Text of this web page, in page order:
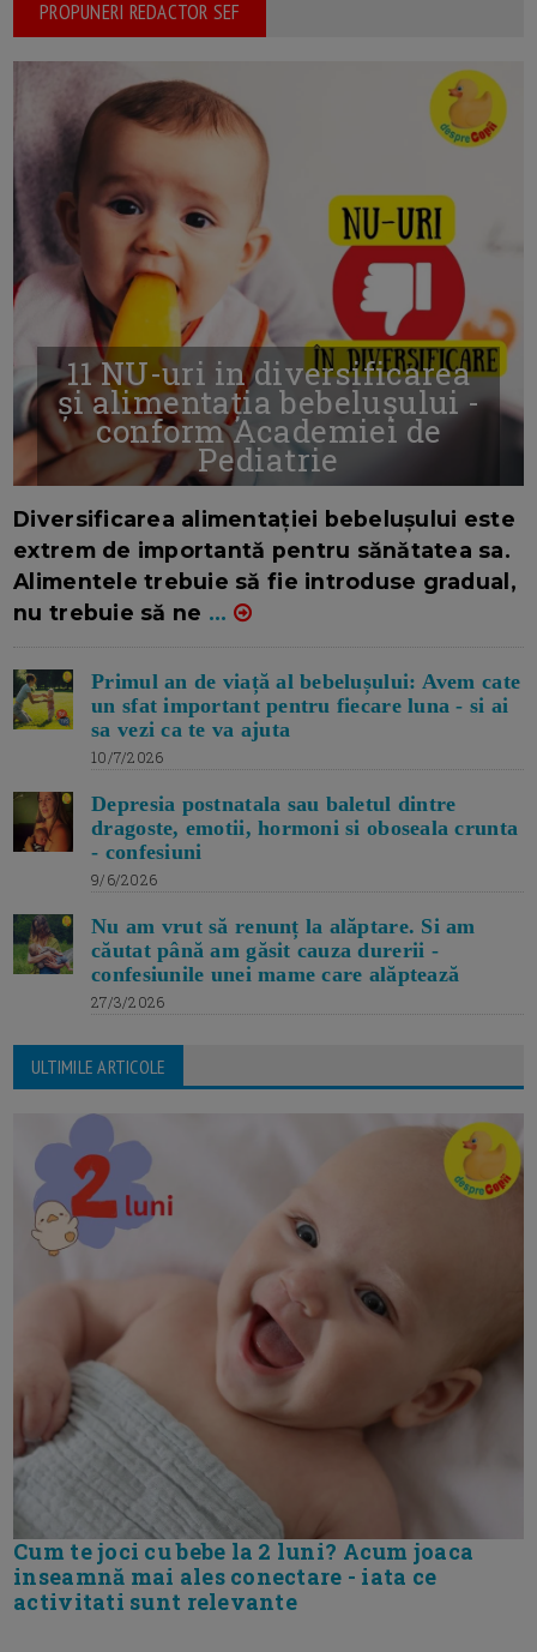
PROPUNERI REDACTOR SEF
11 NU-uri in diversificarea
și alimentația bebelușului -
conform Academiei de
Pediatrie
Diversificarea alimentației bebelușului este
extrem de importantă pentru sănătatea sa.
Alimentele trebuie să fie introduse gradual,
nu trebuie să ne ...
Primul an de viață al bebelușului: Avem cate
un sfat important pentru fiecare luna - si ai
sa vezi ca te va ajuta
10/7/2026
Depresia postnatala sau baletul dintre
dragoste, emotii, hormoni si oboseala crunta
- confesiuni
9/6/2026
Nu am vrut să renunț la alăptare. Si am
căutat până am găsit cauza durerii -
confesiunile unei mame care alăptează
27/3/2026
ULTIMILE ARTICOLE
Cum te joci cu bebe la 2 luni? Acum joaca
inseamnă mai ales conectare - iata ce
activitati sunt relevante